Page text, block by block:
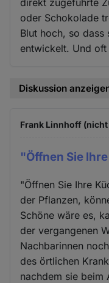
direkt zugeführte
oder Schokolade
Blut hoch, so dass
entwickelt. Und oft
Diskussion
Frank Linnhoff
"Öffnen Sie
"Öffnen Sie Ihre
der Pflanzen,
Schöne wäre es,
der vergangenen
Nachbarinnen
des örtlichen
nachdem sie beim
Cookies